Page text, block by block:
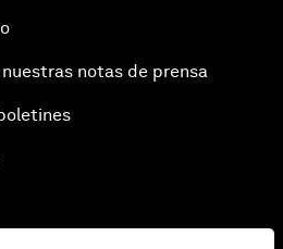
notas de prensa